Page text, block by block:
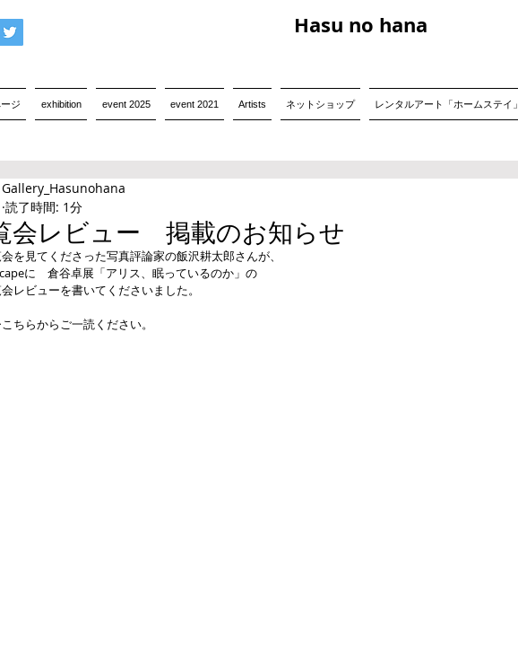
Hasu no hana
ジ exhibition event 2025 event 2021 Artists ネットショップ レンタルアート「ホームステイ」
会レビュー 掲載のお知らせ
Gallery_Hasunohana
読了時間: 1分
を見てくださった写真評論家の飯沢耕太郎さんが、
に　倉谷卓展「アリス、眠っているのか」の
レビューを書いてくださいました。
ちらからご一読ください。